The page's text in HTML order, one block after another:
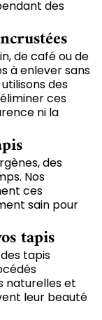
des
de café ou de
à enlever sans
des
ces
ni la
des
Nos
ces
sain pour
tapis
tapis
naturelles et
leur beauté